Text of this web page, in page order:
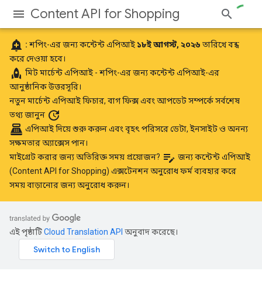
Content API for Shopping
add_alert : শপিং-এর জন্য কন্টেন্ট এপিআই ১৮ই আগস্ট, ২০২৬ তারিখে বন্ধ
করে দেওয়া হবে।
rocket মিটমার্চেন্ট এপিআই - শপিং-এর জন্য কন্টেন্ট এপিআই-এর
আনুষ্ঠানিক উত্তরসূরি।
নতুন মার্চেন্ট এপিআই ফিচার, বাগ ফিক্স এবং আপডেট সম্পর্কেসর্বশেষ
তথ্য জানুন update
point_of_sale এপিআই দিয়ে শুরু করুনএবং বৃহৎ পরিসরে ডেটা, ইনসাইট ও অনন্য
সক্ষমতার অ্যাক্সেস পান।
মাইগ্রেট করার জন্য অতিরিক্ত সময় প্রয়োজন? edit_note জন্য কন্টেন্ট এপিআই
(Content API for Shopping) এক্সটেনশন অনুরোধ ফর্মব্যবহার করে
সময় বাড়ানোর জন্য অনুরোধ করুন।
এই পৃষ্ঠাটিCloud Translation API অনুবাদ করেছে।